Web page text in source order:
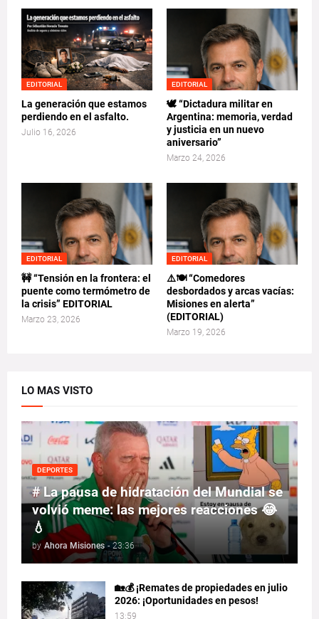
EDITORIAL
La generación que estamos
perdiendo en el asfalto.
Julio 16, 2026
EDITORIAL
🕊️ “Dictadura militar en
Argentina: memoria, verdad
y justicia en un nuevo
aniversario”
Marzo 24, 2026
EDITORIAL
🚧 “Tensión en la frontera: el
puente como termómetro de
la crisis” EDITORIAL
Marzo 23, 2026
EDITORIAL
⚠️🍽️ “Comedores
desbordados y arcas vacías:
Misiones en alerta”
(EDITORIAL)
Marzo 19, 2026
LO MAS VISTO
DEPORTES
# La pausa de hidratación del Mundial se
volvió meme: las mejores reacciones 😂
💧
by Ahora Misiones - 23:36
🏡💰 ¡Remates de propiedades en julio
2026: ¡Oportunidades en pesos!
13:59